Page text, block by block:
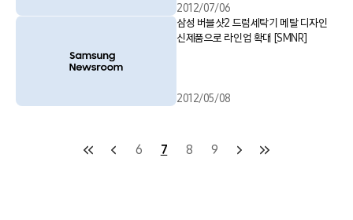
2012/07/06
삼성 버블샷2 드럼세탁기 메탈 디자인
신제품으로 라인업 확대 [SMNR]
2012/05/08
6 7 8 9